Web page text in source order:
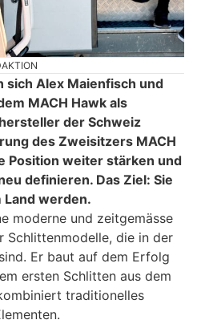
sich Alex Maienfisch und
MACH Hawk als
der Schweiz
des Zweisitzers MACH
Position weiter stärken und
definieren. Das Ziel: Sie
Land werden.
moderne und zeitgemässe
Schlittenmodelle, die in der
Er baut auf dem Erfolg
ersten Schlitten aus dem
traditionelles